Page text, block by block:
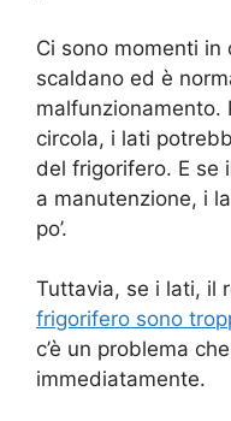
Ci sono momenti
scaldano ed è
malfunzionamento.
circola, i lati
del frigorifero. E se
a manutenzione, i
po’.
Tuttavia, se i lati, il
frigorifero sono
c’è un problema
immediatamente.